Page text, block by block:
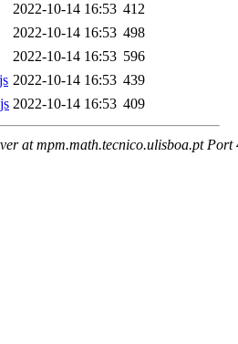
2022-10-14 16:53 412
2022-10-14 16:53 498
2022-10-14 16:53 596
2022-10-14 16:53 439
2022-10-14 16:53 409
at mpm.math.tecnico.ulisboa.pt Port